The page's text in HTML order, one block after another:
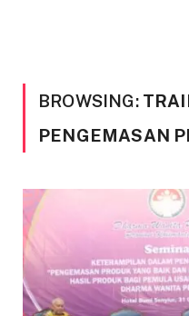
BROWSING:
PENGEMASAN